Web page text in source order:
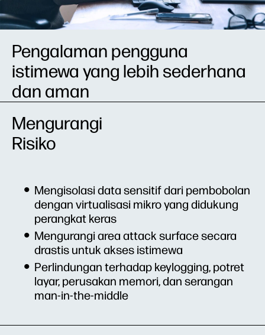
Pengalaman pengguna
istimewa yang lebih sederhana
dan aman
Mengurangi
Risiko
Mengisolasi data sensitif dari pembobolan
dengan virtualisasi mikro yang didukung
perangkat keras
Mengurangi area attack surface secara
drastis untuk akses istimewa
Perlindungan terhadap keylogging, potret
layar, perusakan memori, dan serangan
man-in-the-middle